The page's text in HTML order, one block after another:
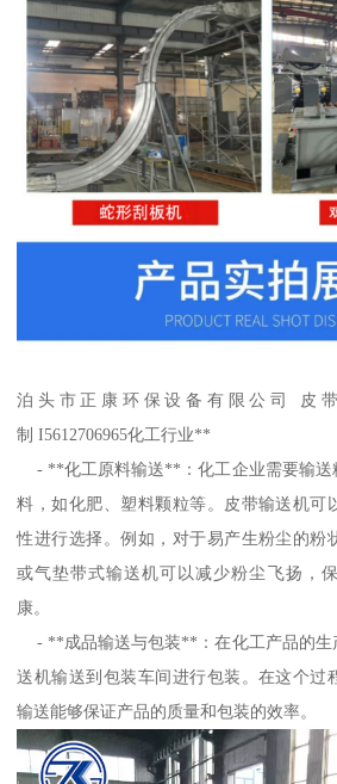
泊头市正康环保设备有限公司 皮
制 I5612706965化工行业**
- **化工原料输送**：化工企业需要输送
料，如化肥、塑料颗粒等。皮带输送机可
性进行选择。例如，对于易产生粉尘的粉
或气垫带式输送机可以减少粉尘飞扬，
康。
- **成品输送与包装**：在化工产品的生
送机输送到包装车间进行包装。在这个过
输送能够保证产品的质量和包装的效率。